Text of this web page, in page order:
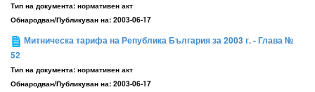
Тип на документа: нормативен акт
Обнародван/Публикуван на: 2003-06-17
Митническа тарифа на Република България за 2003 г. - Глава №
52
Тип на документа: нормативен акт
Обнародван/Публикуван на: 2003-06-17